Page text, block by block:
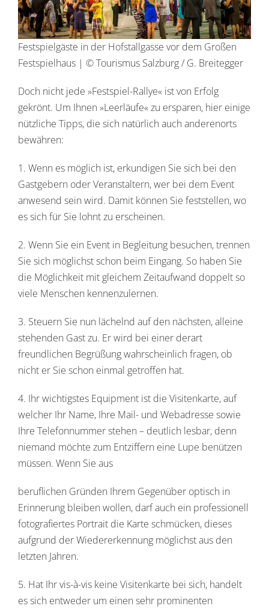
Festspielgäste in der Hofstallgasse vor dem Großen
Festspielhaus | © Tourismus Salzburg / G. Breitegger
Doch nicht jede »Festspiel-Rallye« ist von Erfolg
gekrönt. Um Ihnen »Leerläufe« zu ersparen, hier einige
nützliche Tipps, die sich natürlich auch anderenorts
bewähren:
1. Wenn es möglich ist, erkundigen Sie sich bei den
Gastgebern oder Veranstaltern, wer bei dem Event
anwesend sein wird. Damit können Sie feststellen, wo
es sich für Sie lohnt zu erscheinen.
2. Wenn Sie ein Event in Begleitung besuchen, trennen
Sie sich möglichst schon beim Eingang. So haben Sie
die Möglichkeit mit gleichem Zeitaufwand doppelt so
viele Menschen kennenzulernen.
3. Steuern Sie nun lächelnd auf den nächsten, alleine
stehenden Gast zu. Er wird bei einer derart
freundlichen Begrüßung wahrscheinlich fragen, ob
nicht er Sie schon einmal getroffen hat.
4. Ihr wichtigstes Equipment ist die Visitenkarte, auf
welcher Ihr Name, Ihre Mail- und Webadresse sowie
Ihre Telefonnummer stehen – deutlich lesbar, denn
niemand möchte zum Entziffern eine Lupe benützen
müssen. Wenn Sie aus
beruflichen Gründen Ihrem Gegenüber optisch in
Erinnerung bleiben wollen, darf auch ein professionell
fotografiertes Portrait die Karte schmücken, dieses
aufgrund der Wiedererkennung möglichst aus den
letzten Jahren.
5. Hat Ihr vis-à-vis keine Visitenkarte bei sich, handelt
es sich entweder um einen sehr prominenten